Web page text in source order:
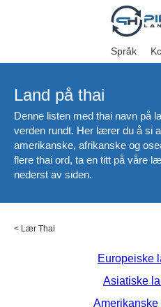
Språk
Land på thai
Denne listen med thai navn på
verden rundt. Her lærer du å si
amerikanske, afrikanske og
flere thai ord, ta en titt på våre
nederst av siden.
< Lær Thai
Europeiske
Asiatiske
Amerikanske